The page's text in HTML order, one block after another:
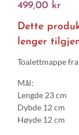
499,00 kr
Dette
lenger
Toalettmappe
Mål:
Lengde 23 cm
Dybde 12 cm
Høyde 12 cm